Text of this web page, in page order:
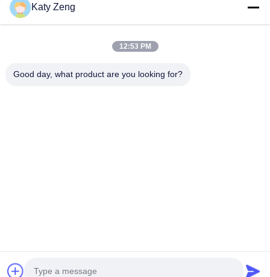
pompes turbo moléculaires
© 2019- KYKY TECHNOLOGY CO., LTD.. Tout. Les droits sont réservés.
Katy Zeng
12:53 PM
Good day, what product are you looking for?